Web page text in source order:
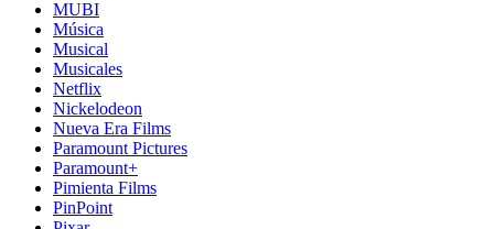
MUBI
Música
Musical
Musicales
Netflix
Nickelodeon
Nueva Era Films
Paramount Pictures
Paramount+
Pimienta Films
PinPoint